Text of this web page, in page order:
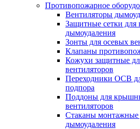
Противопожарное
Вентиляторы
Защитные сетки для
дымоудаления
Зонты для осевых
Клапаны
Кожухи защитные
вентиляторов
Переходники ОСВ
подпора
Поддоны для
вентиляторов
Стаканы монтажные
дымоудаления